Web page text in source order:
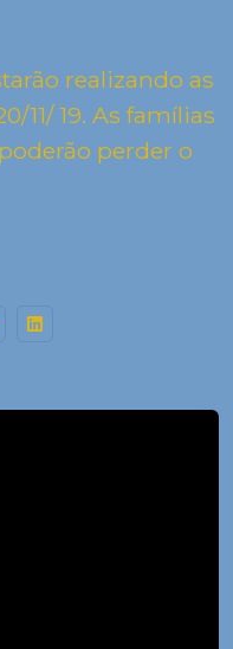
realizando as
11/ 19. As famílias
perder o